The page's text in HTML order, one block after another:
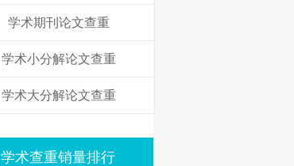
学术期刊论文查重
学术小分解论文查重
学术大分解论文查重
学术查重销量排行